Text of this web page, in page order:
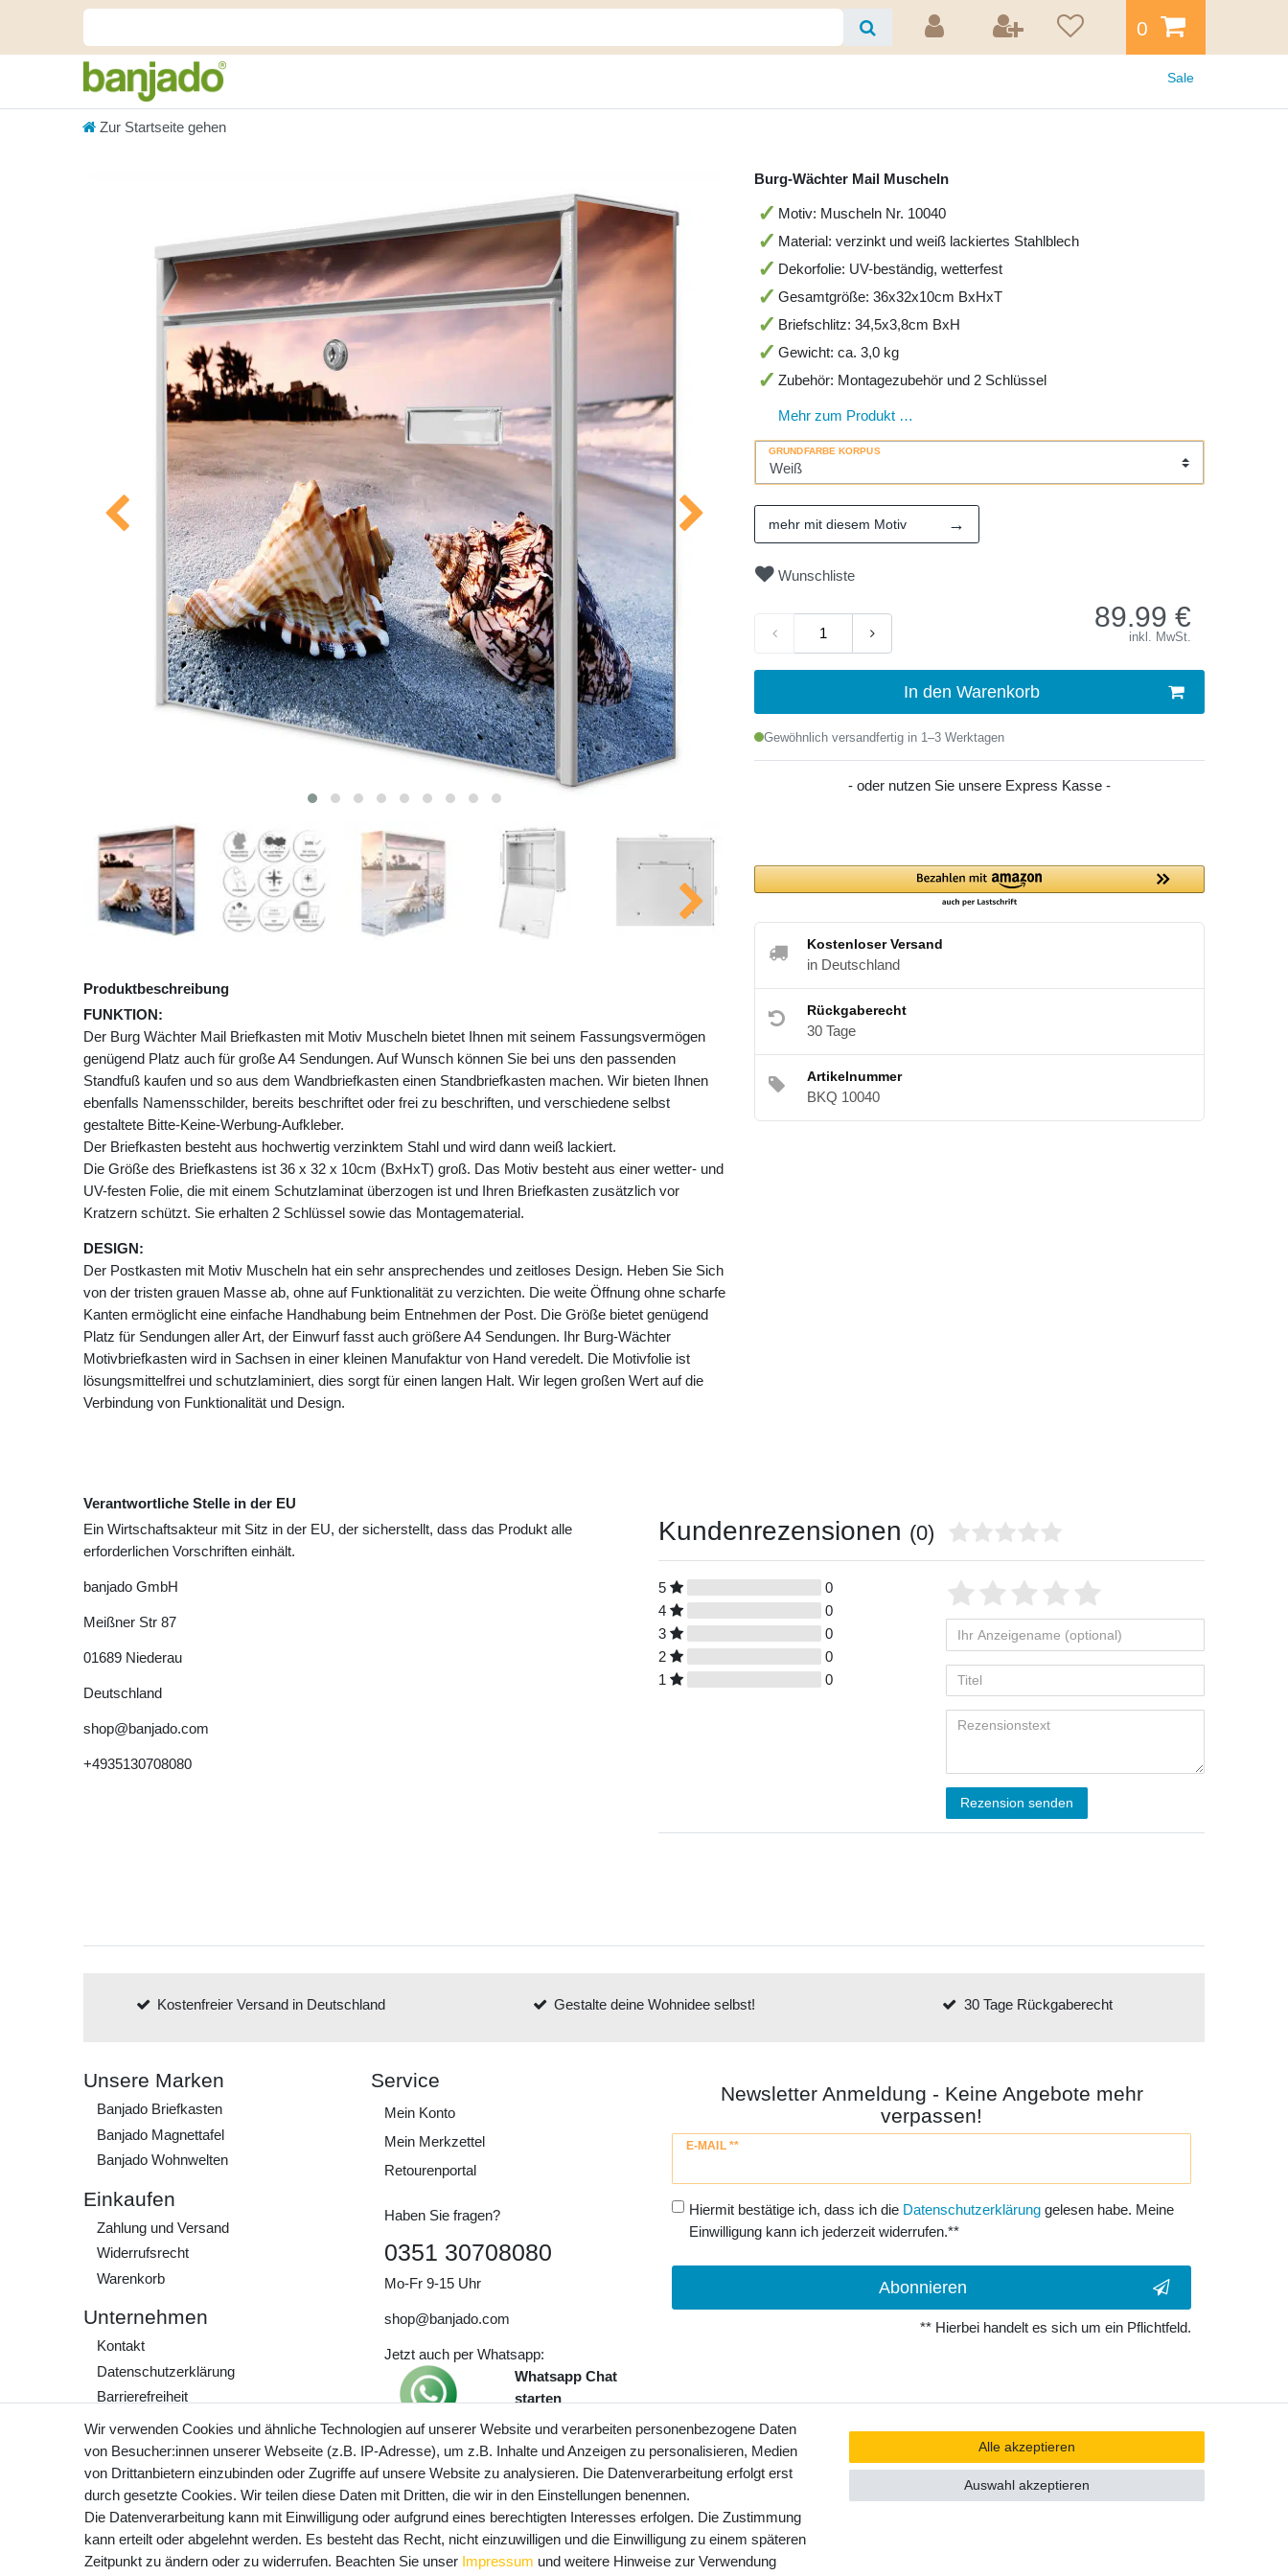
0
Sale
Zur Startseite gehen
Produktbeschreibung
FUNKTION:
Der Burg Wächter Mail Briefkasten mit Motiv Muscheln bietet Ihnen mit seinem Fassungsvermögen
genügend Platz auch für große A4 Sendungen. Auf Wunsch können Sie bei uns den passenden
Standfuß kaufen und so aus dem Wandbriefkasten einen Standbriefkasten machen. Wir bieten Ihnen
ebenfalls Namensschilder, bereits beschriftet oder frei zu beschriften, und verschiedene selbst
gestaltete Bitte-Keine-Werbung-Aufkleber.
Der Briefkasten besteht aus hochwertig verzinktem Stahl und wird dann weiß lackiert.
Die Größe des Briefkastens ist 36 x 32 x 10cm (BxHxT) groß. Das Motiv besteht aus einer wetter- und
UV-festen Folie, die mit einem Schutzlaminat überzogen ist und Ihren Briefkasten zusätzlich vor
Kratzern schützt. Sie erhalten 2 Schlüssel sowie das Montagematerial.
DESIGN:
Der Postkasten mit Motiv Muscheln hat ein sehr ansprechendes und zeitloses Design. Heben Sie Sich
von der tristen grauen Masse ab, ohne auf Funktionalität zu verzichten. Die weite Öffnung ohne scharfe
Kanten ermöglicht eine einfache Handhabung beim Entnehmen der Post. Die Größe bietet genügend
Platz für Sendungen aller Art, der Einwurf fasst auch größere A4 Sendungen. Ihr Burg-Wächter
Motivbriefkasten wird in Sachsen in einer kleinen Manufaktur von Hand veredelt. Die Motivfolie ist
lösungsmittelfrei und schutzlaminiert, dies sorgt für einen langen Halt. Wir legen großen Wert auf die
Verbindung von Funktionalität und Design.
Burg-Wächter Mail Muscheln
Motiv: Muscheln Nr. 10040
Material: verzinkt und weiß lackiertes Stahlblech
Dekorfolie: UV-beständig, wetterfest
Gesamtgröße: 36x32x10cm BxHxT
Briefschlitz: 34,5x3,8cm BxH
Gewicht: ca. 3,0 kg
Zubehör: Montagezubehör und 2 Schlüssel
Mehr zum Produkt …
GRUNDFARBE KORPUS
mehr mit diesem Motiv →
Wunschliste
89.99 €
inkl. MwSt.
In den Warenkorb
Gewöhnlich versandfertig in 1–3 Werktagen
- oder nutzen Sie unsere Express Kasse -
Kostenloser Versand
in Deutschland
Rückgaberecht
30 Tage
Artikelnummer
BKQ 10040
Verantwortliche Stelle in der EU
Ein Wirtschaftsakteur mit Sitz in der EU, der sicherstellt, dass das Produkt alle
erforderlichen Vorschriften einhält.
banjado GmbH
Meißner Str 87
01689 Niederau
Deutschland
shop@banjado.com
+4935130708080
Kundenrezensionen (0)
5
0
4
0
3
0
2
0
1
0
Rezension senden
Kostenfreier Versand in Deutschland Gestalte deine Wohnidee selbst! 30 Tage Rückgaberecht
Unsere Marken
Banjado Briefkasten
Banjado Magnettafel
Banjado Wohnwelten
Einkaufen
Zahlung und Versand
Widerrufs­recht
Warenkorb
Unternehmen
Kontakt
Daten­schutz­erklärung
Barrierefreiheit
AGB
Impressum
Werde Teil unserer
Community
Service
Mein Konto
Mein Merkzettel
Retourenportal
Haben Sie fragen?
0351 30708080
Mo-Fr 9-15 Uhr
shop@banjado.com
Jetzt auch per Whatsapp:
Whatsapp Chat
starten
Preisangaben inkl. gesetzl. MwSt. und
zzgl. Service- und Versandkosten
Newsletter Anmeldung - Keine Angebote mehr
verpassen!
E-MAIL **
Newsletter
Hiermit bestätige ich, dass ich die Daten­schutz­erklärunggelesen habe. Meine
Einwilligung kann ich jederzeit widerrufen.**
Abonnieren
** Hierbei handelt es sich um ein Pflichtfeld.
Wir verwenden Cookies und ähnliche Technologien auf unserer Website und verarbeiten personenbezogene Daten
von Besucher:innen unserer Webseite (z.B. IP-Adresse), um z.B. Inhalte und Anzeigen zu personalisieren, Medien
von Drittanbietern einzubinden oder Zugriffe auf unsere Website zu analysieren. Die Datenverarbeitung erfolgt erst
durch gesetzte Cookies. Wir teilen diese Daten mit Dritten, die wir in den Einstellungen benennen.
Die Datenverarbeitung kann mit Einwilligung oder aufgrund eines berechtigten Interesses erfolgen. Die Zustimmung
kann erteilt oder abgelehnt werden. Es besteht das Recht, nicht einzuwilligen und die Einwilligung zu einem späteren
Zeitpunkt zu ändern oder zu widerrufen. Beachten Sie unser Impressum und weitere Hinweise zur Verwendung
Alle akzeptieren
Auswahl akzeptieren